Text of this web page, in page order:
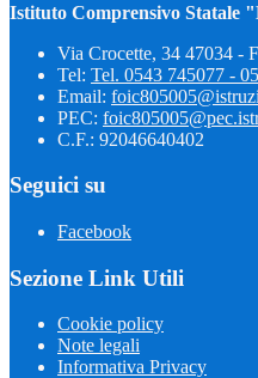
Istituto Comprensivo Statale
Via Crocette, 34 47034 -
Tel: Tel. 0543 745077 -
Email:
PEC:
C.F.: 92046640402
Seguici su
Facebook
Sezione Link Utili
Cookie policy
Note legali
Informativa Privacy